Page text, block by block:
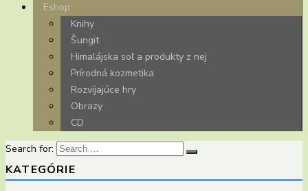
Eshop
Knihy
Šungit
Himalájska soľ a produkty z nej
Prírodná kozmetika
Rozvíjajúce hry
Obrazy
CD
Search for:
KATEGÓRIE